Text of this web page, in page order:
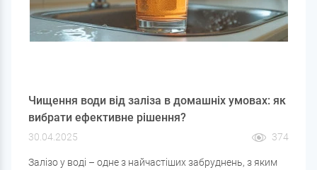
Чищення води від заліза в домашніх умовах: як
вибрати ефективне рішення?
30.04.2025 374
Залізо у воді – одне з найчастіших забруднень, з яким